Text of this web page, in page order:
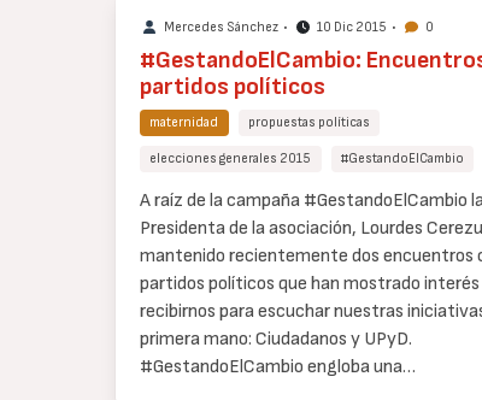
Mercedes Sánchez • 10 Dic 2015 • 0
#GestandoElCambio:
partidos políticos
maternidad propuestas políticas
elecciones generales 2015 #GestandoElCambio
Cuerpo
de
texto
A raíz de la campaña #GestandoElCambio
Presidenta de la asociación, Lourdes
mantenido recientemente dos encuentros
partidos políticos que han mostrado interés
recibirnos para escuchar nuestras
primera mano: Ciudadanos y UPyD.
#GestandoElCambio engloba una…